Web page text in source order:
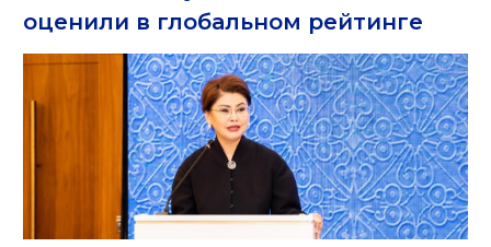
оценили в глобальном рейтинге